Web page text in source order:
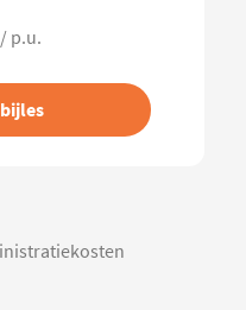
/ p.u.